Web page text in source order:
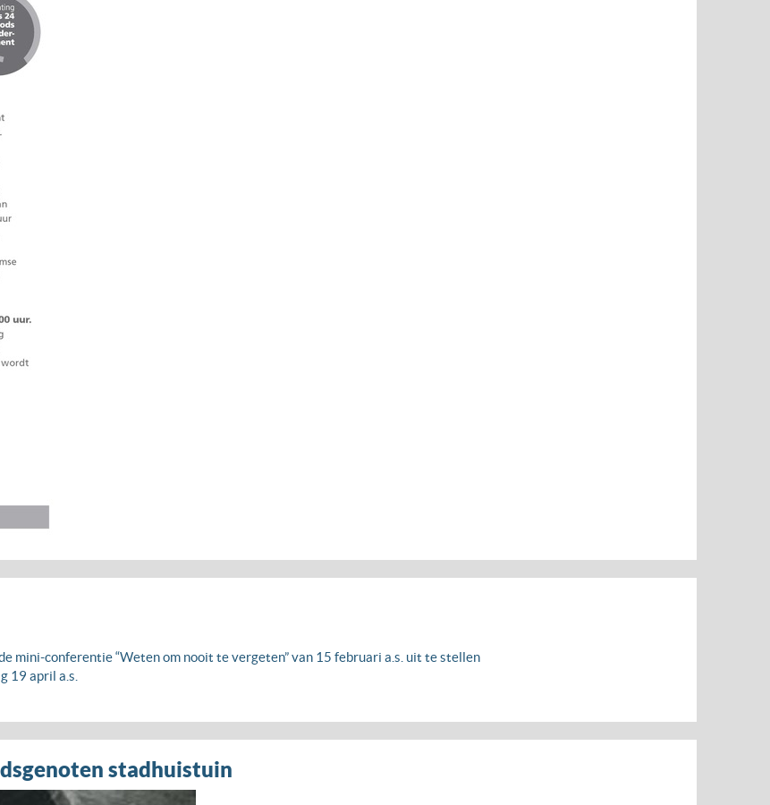
mini-conferentie “Weten om nooit te vergeten” van 15 februari a.s. uit te stellen
19 april a.s.
stadhuistuin